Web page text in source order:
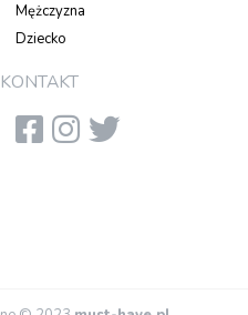
Mężczyzna
Dziecko
KONTAKT